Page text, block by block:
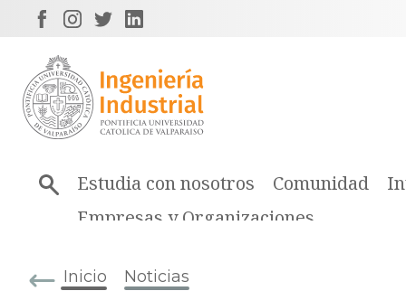
Estudia con nosotros Comunidad
Empresas y Organizaciones
Inicio Noticias